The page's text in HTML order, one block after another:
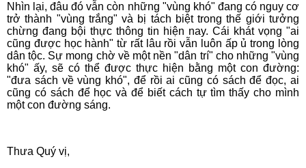
Nhìn lại, đâu đó vẫn còn những "vùng khó" đang có nguy cơ
trở thành "vùng trắng" và bị tách biệt trong thế giới tưởng
chừng đang bội thực thông tin hiện nay. Cái khát vọng "ai
cũng được học hành" từ rất lâu rồi vẫn luôn ấp ủ trong lòng
dân tộc. Sự mong chờ về một nền "dân trí" cho những "vùng
khó" ấy, sẽ có thể được thực hiện bằng một con đường:
"đưa sách về vùng khó", để rồi ai cũng có sách để đọc, ai
cũng có sách để học và để biết cách tự tìm thấy cho mình
một con đường sáng.
Thưa Quý vị,